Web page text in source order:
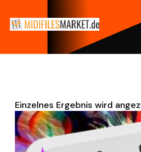
Einzelnes Ergebnis wird